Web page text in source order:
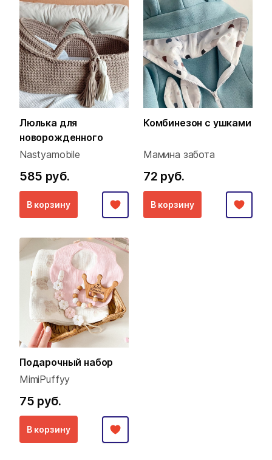
Люлька для
новорожденного
Nastyamobile
585 руб.
В корзину
Комбинезон с ушками
Мамина забота
72 руб.
В корзину
Подарочный набор
MimiPuffyy
75 руб.
В корзину